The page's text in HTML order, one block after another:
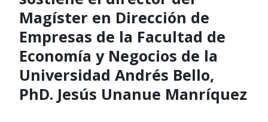
Magíster en Dirección de
Empresas de la Facultad de
Economía y Negocios de la
Universidad Andrés Bello,
PhD. Jesús Unanue Manríquez